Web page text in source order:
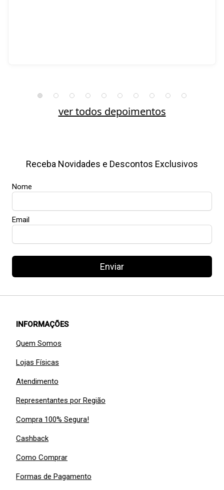
ver todos depoimentos
Receba Novidades e Descontos Exclusivos
Nome
Email
Enviar
INFORMAÇÕES
Quem Somos
Lojas Físicas
Atendimento
Representantes por Região
Compra 100% Segura!
Cashback
Como Comprar
Formas de Pagamento